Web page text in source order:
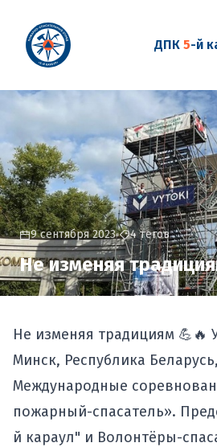
ДПК 5-й
9 сентября 2023 4 тегов
Не изменяя
Не изменяя традициям 💪🔥
Минск, Республика
Международные
пожарный-спасатель».
й караул" и Волонтёры-